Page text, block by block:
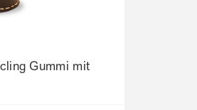
Gummi mit